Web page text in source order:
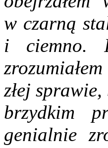
w czarną
i ciemno.
złej
brzydkim
genialnie